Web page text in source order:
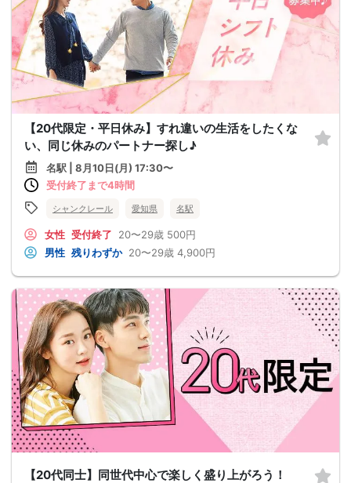
【20代限定・平日休み】すれ違いの生活をしたくな
い、同じ休みのパートナー探し♪
名駅 | 8月10日(月) 17:30〜
受付終了まで4時間
シャンクレール 愛知県 名駅
女性 受付終了 20〜29歳 500円
男性 残りわずか 20〜29歳 4,900円
【20代同士】同世代中心で楽しく盛り上がろう！